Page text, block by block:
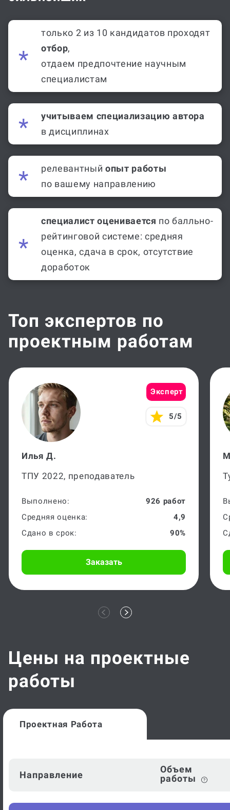
только 2 из 10 кандидатов проходят
отбор,
отдаем предпочтение научным
специалистам
учитываем специализацию автора
в дисциплинах
релевантный опыт работы
по вашему направлению
специалист оценивается по балльно-
рейтинговой системе: средняя
оценка, сдача в срок, отсутствие
доработок
Топ экспертов по
проектным работам
Эксперт
5/5
Илья Д.
ТПУ 2022, преподаватель
Выполнено:
926 работ
Средняя оценка:
4,9
Сдано в срок:
90%
Заказать
Цены на проектные
работы
Проектная Работа
Направление
Объем
работы